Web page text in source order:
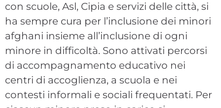
con scuole, Asl, Cipia e servizi delle città, si
ha sempre cura per l’inclusione dei minori
afghani insieme all’inclusione di ogni
minore in difficoltà. Sono attivati percorsi
di accompagnamento educativo nei
centri di accoglienza, a scuola e nei
contesti informali e sociali frequentati. Per